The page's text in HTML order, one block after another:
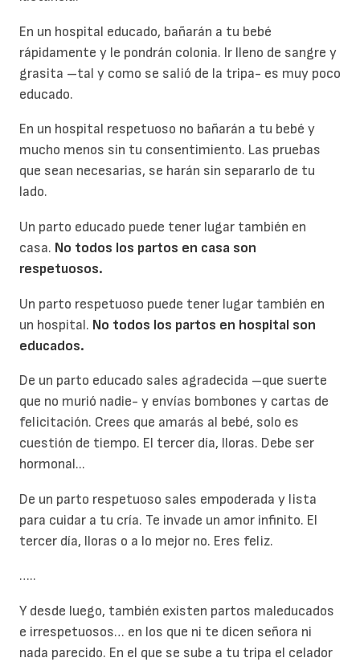
En un hospital educado, bañarán a tu bebé
rápidamente y le pondrán colonia. Ir lleno de sangre y
grasita –tal y como se salió de la tripa- es muy poco
educado.
En un hospital respetuoso no bañarán a tu bebé y
mucho menos sin tu consentimiento. Las pruebas
que sean necesarias, se harán sin separarlo de tu
lado.
Un parto educado puede tener lugar también en
casa. No todos los partos en casa son
respetuosos.
Un parto respetuoso puede tener lugar también en
un hospital. No todos los partos en hospital son
educados.
De un parto educado sales agradecida –que suerte
que no murió nadie- y envías bombones y cartas de
felicitación. Crees que amarás al bebé, solo es
cuestión de tiempo. El tercer día, lloras. Debe ser
hormonal...
De un parto respetuoso sales empoderada y lista
para cuidar a tu cría. Te invade un amor infinito. El
tercer día, lloras o a lo mejor no. Eres feliz.
…..
Y desde luego, también existen partos maleducados
e irrespetuosos… en los que ni te dicen señora ni
nada parecido. En el que se sube a tu tripa el celador